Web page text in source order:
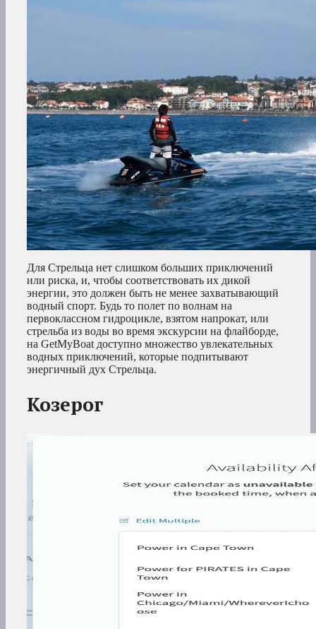
Для Стрельца нет слишком больших приключений
или риска, и, чтобы соответствовать их дикой
энергии, это должен быть не менее захватывающий
водный спорт. Будь то полет по волнам на
первоклассном гидроцикле, взятом напрокат, или
стрельба из воды во время экскурсии на флайборде,
на GetMyBoat доступно множество увлекательных
водных приключений, которые подпитывают
энергичный дух Стрельца.
Козерог